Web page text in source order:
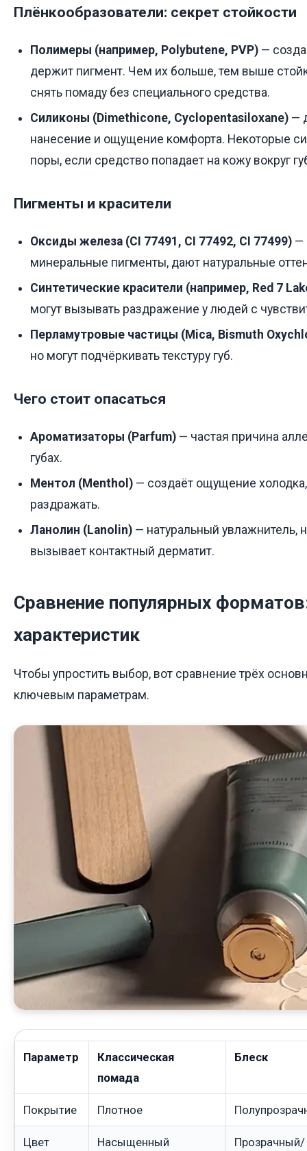
Плёнкообразователи: секрет стойкости
Полимеры (например, Polybutene, PVP) —
держит пигмент. Чем их больше, тем выше
снять помаду без специального средства.
Силиконы (Dimethicone, Cyclopentasiloxane) —
нанесение и ощущение комфорта. Некоторые
поры, если средство попадает на кожу вокруг
Пигменты и красители
Оксиды железа (CI 77491, CI 77492, CI 77499) —
минеральные пигменты, дают натуральные
Синтетические красители (например, Red 7
могут вызывать раздражение у людей с
Перламутровые частицы (Mica, Bismuth
но могут подчёркивать текстуру губ.
Чего стоит опасаться
Ароматизаторы (Parfum) — частая причина
губах.
Ментол (Menthol) — создаёт ощущение
раздражать.
Ланолин (Lanolin) — натуральный увлажнитель,
вызывает контактный дерматит.
Сравнение популярных
характеристик
Чтобы упростить выбор, вот сравнение трёх
ключевым параметрам.
Параметр
Классическая
помада
Блеск
Покрытие Плотное
Цвет Насыщенный
Прозрачный/